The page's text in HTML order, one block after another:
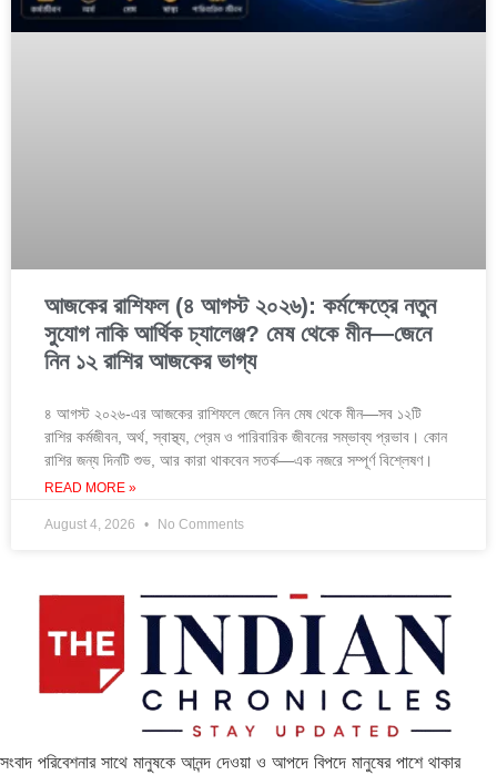
আজকের রাশিফল (৪ আগস্ট ২০২৬): কর্মক্ষেত্রে নতুন
সুযোগ নাকি আর্থিক চ্যালেঞ্জ? মেষ থেকে মীন—জেনে
নিন ১২ রাশির আজকের ভাগ্য
৪ আগস্ট ২০২৬-এর আজকের রাশিফলে জেনে নিন মেষ থেকে মীন—সব ১২টি
রাশির কর্মজীবন, অর্থ, স্বাস্থ্য, প্রেম ও পারিবারিক জীবনের সম্ভাব্য প্রভাব। কোন
রাশির জন্য দিনটি শুভ, আর কারা থাকবেন সতর্ক—এক নজরে সম্পূর্ণ বিশ্লেষণ।
READ MORE »
August 4, 2026 No Comments
সংবাদ পরিবেশনার সাথে মানুষকে আনন্দ দেওয়া ও আপদে বিপদে মানুষের পাশে থাকার